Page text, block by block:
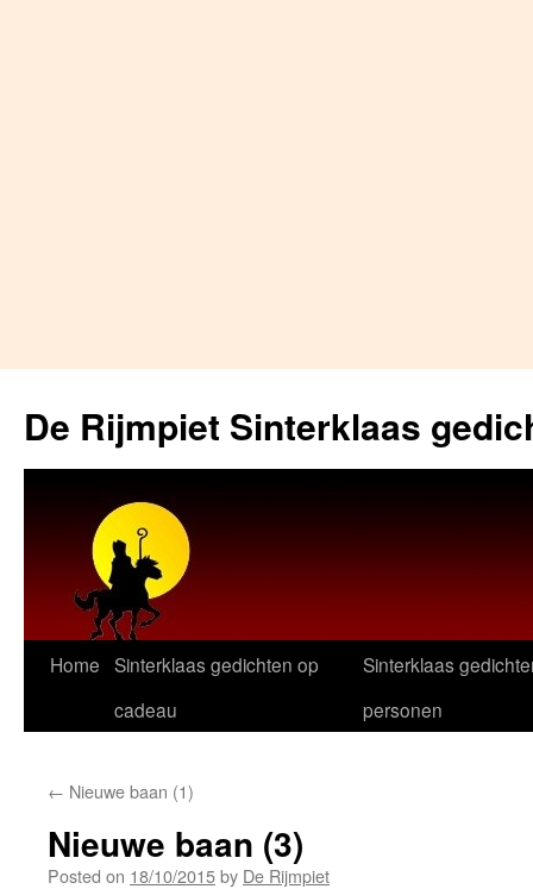
content
De Rijmpiet Sinterklaas
Home Sinterklaas gedichten op
cadeau
Sinterklaas
personen
← Nieuwe baan (1)
Nieuwe baan (3)
Posted on 18/10/2015by De Rijmpiet